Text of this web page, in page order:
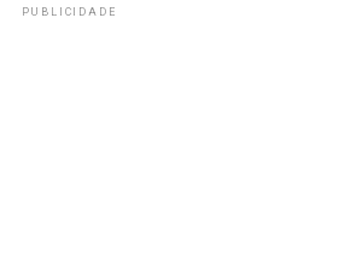
da Casa fortalece autonomia de
PUBLICIDADE